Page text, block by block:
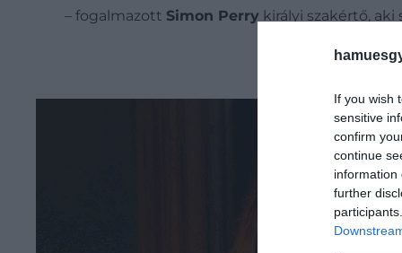
If you wish
sensitive
confirm
continue
information
further
– fogalmazott Simon Perry királyi szakértő,